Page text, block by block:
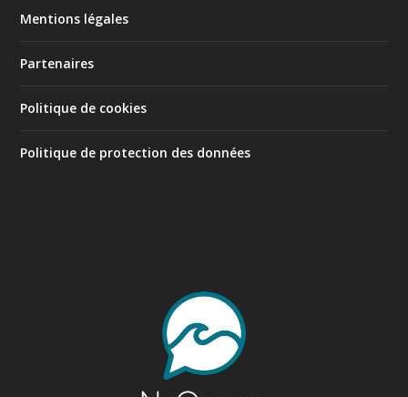
Mentions légales
Partenaires
Politique de cookies
Politique de protection des données